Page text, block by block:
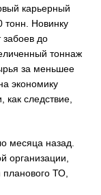
карьерный
тонн. Новинку
забоев до
тоннаж
за меньшее
экономику
как следствие,
месяца назад.
организации,
планового ТО,